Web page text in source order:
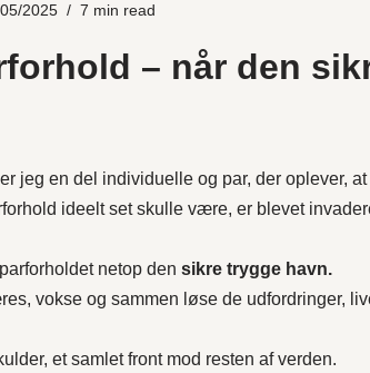
2025 7 min read
– når den
jeg en del individuelle og par, der oplever,
ideelt set skulle være, er blevet
netop den sikre trygge havn.
vokse og sammen løse de udfordringer,
et samlet front mod resten af verden.